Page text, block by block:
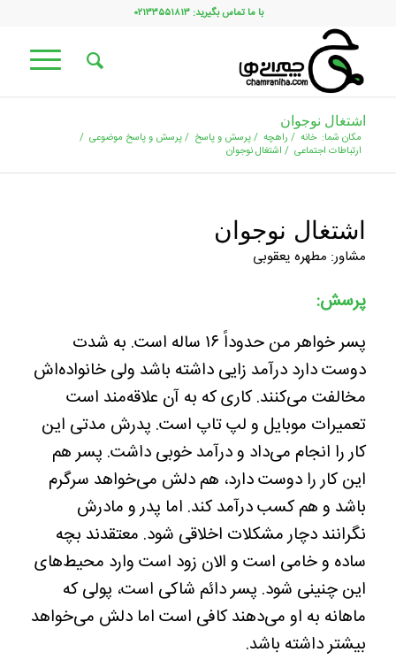
با ما تماس بگیرید: ۰۲۱۳۳۵۵۱۸۱۳
اشتغال نوجوان
مکان شما: خانه / راهچه /پرسش و پاسخ /پرسش و پاسخ موضوعی /
ارتباطات اجتماعی / اشتغال نوجوان
اشتغال نوجوان
مشاور: مطهره یعقوبی
پرسش:
پسر خواهر من حدوداً ۱۶ ساله است. به شدت
دوست دارد درآمد زایی داشته باشد ولی خانواده‌اش
مخالفت می‌کنند. کاری که به آن علاقه‌مند است
تعمیرات موبایل و لپ تاپ است. پدرش مدتی این
کار را انجام می‌داد و درآمد خوبی داشت. پسر هم
این کار را دوست دارد، هم دلش می‌خواهد سرگرم
باشد و هم کسب درآمد کند. اما پدر و مادرش
نگرانند دچار مشکلات اخلاقی شود. معتقدند بچه
ساده و خامی است و الان زود است وارد محیط‌های
این چنینی شود. پسر دائم شاکی است، پولی که
ماهانه به او می‌دهند کافی است اما دلش می‌خواهد
بیشتر داشته باشد.